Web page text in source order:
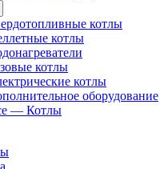
котлы
котлы
котлы
котлы
оборудование
— Котлы